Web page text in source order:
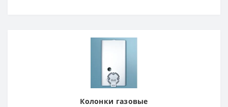
Колонки газовые